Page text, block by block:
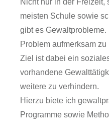
Nicht nur in der Freizeit,
meisten Schule sowie
gibt es
Problem aufmerksam
Ziel ist dabei ein
vorhandene
weitere zu verhindern.
Hierzu biete ich
Programme sowie